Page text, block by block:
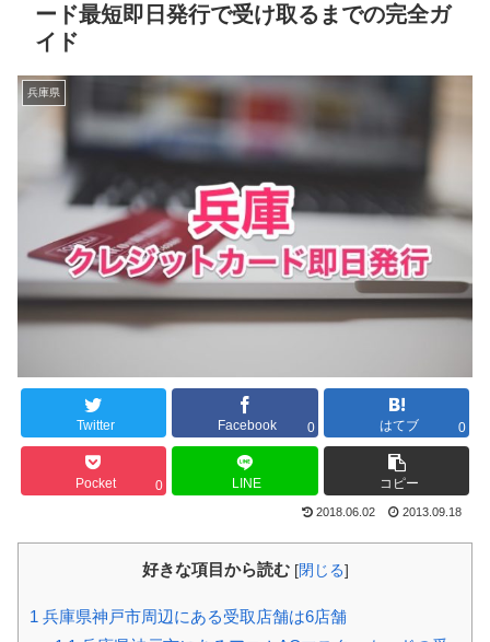
ード最短即日発行で受け取るまでの完全ガ
イド
兵庫県
Twitter Facebook 0 はてブ 0
Pocket 0 LINE コピー
2018.06.02 2013.09.18
好きな項目から読む [閉じる]
1 兵庫県神戸市周辺にある受取店舗は6店舗